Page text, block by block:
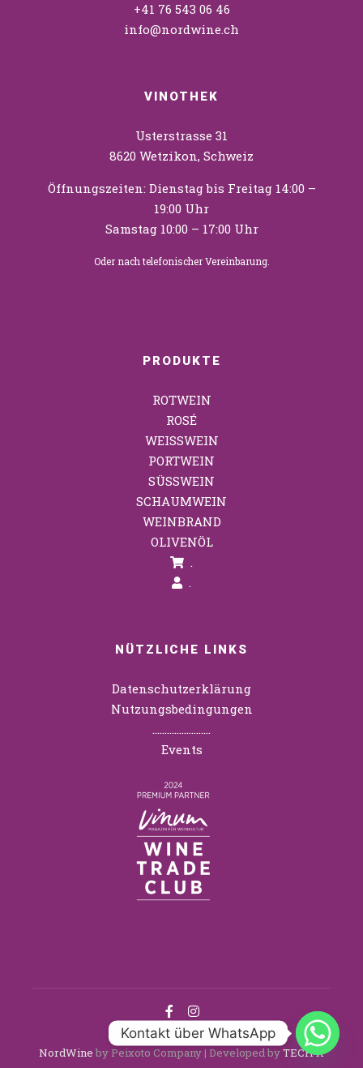
+41 76 543 06 46
info@nordwine.ch
VINOTHEK
Usterstrasse 31
8620 Wetzikon, Schweiz
Öffnungszeiten: Dienstag bis Freitag 14:00 –
19:00 Uhr
Samstag 10:00 – 17:00 Uhr
Oder nach telefonischer Vereinbarung.
PRODUKTE
ROTWEIN
ROSÉ
WEISSWEIN
PORTWEIN
SÜSSWEIN
SCHAUMWEIN
WEINBRAND
OLIVENÖL
.
.
NÜTZLICHE LINKS
Datenschutzerklärung
Nutzungsbedingungen
……………………
Events
NordWineby Peixoto Company | Developed byTECH X
Kontakt über WhatsApp